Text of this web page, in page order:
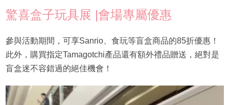
驚喜盒子玩具展 |會場專屬優惠
參與活動期間，可享Sanrio、食玩等盲盒商品的85折優惠！
此外，購買指定Tamagotchi產品還有額外禮品贈送，絕對是
盲盒迷不容錯過的絕佳機會！